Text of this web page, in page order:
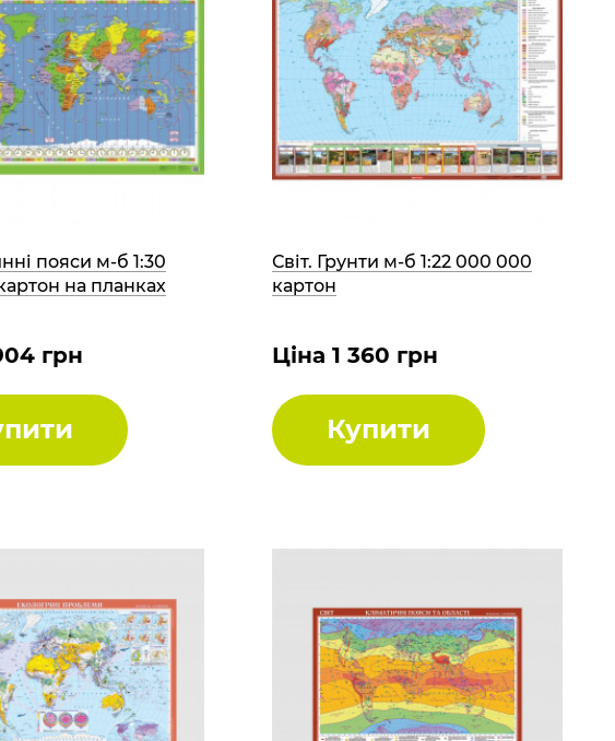
пояси м-б 1:30
на планках
грн
Світ. Грунти м-б 1:22 000 000
картон
Ціна 1 360 грн
Купити